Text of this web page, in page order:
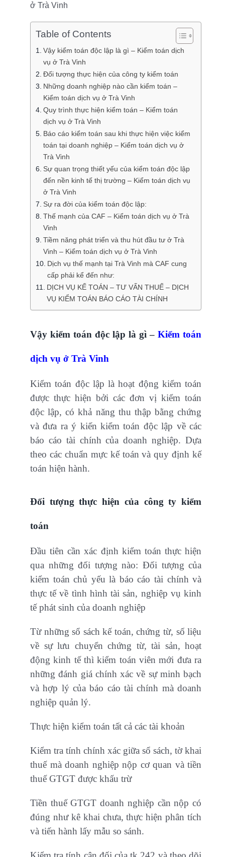
ở Trà Vinh
Table of Contents
Vậy kiểm toán độc lập là gì – Kiểm toán dịch
vụ ở Trà Vinh
Đối tượng thực hiện của công ty kiểm toán
Những doanh nghiệp nào cần kiểm toán –
Kiểm toán dịch vụ ở Trà Vinh
Quy trình thực hiện kiểm toán – Kiểm toán
dịch vụ ở Trà Vinh
Báo cáo kiểm toán sau khi thực hiện việc kiểm
toán tại doanh nghiệp – Kiểm toán dịch vụ ở
Trà Vinh
Sự quan trọng thiết yếu của kiểm toán độc lập
đến nền kinh tế thị trường – Kiểm toán dịch vụ
ở Trà Vinh
Sự ra đời của kiểm toán độc lập:
Thế mạnh của CAF – Kiểm toán dịch vụ ở Trà
Vinh
Tiềm năng phát triển và thu hút đầu tư ở Trà
Vinh – Kiểm toán dịch vụ ở Trà Vinh
Dịch vụ thế mạnh tại Trà Vinh mà CAF cung
cấp phải kể đến như:
DỊCH VỤ KẾ TOÁN – TƯ VẤN THUẾ – DỊCH
VỤ KIỂM TOÁN BÁO CÁO TÀI CHÍNH
Vậy kiểm toán độc lập là gì –Kiểm toán
dịch vụ ở Trà Vinh
Kiểm toán độc lập là hoạt động kiểm toán
được thực hiện bởi các đơn vị kiểm toán
độc lập, có khả năng thu thập bằng chứng
và đưa ra ý kiến kiểm toán độc lập về các
báo cáo tài chính của doanh nghiệp. Dựa
theo các chuẩn mực kế toán và quy định kế
toán hiện hành.
Đối tượng thực hiện của công ty kiểm
toán
Đầu tiên cần xác định kiểm toán thực hiện
qua những đối tượng nào: Đối tượng của
kiểm toán chủ yếu là báo cáo tài chính và
thực tế về tình hình tài sản, nghiệp vụ kinh
tế phát sinh của doanh nghiệp
Từ những sổ sách kế toán, chứng từ, số liệu
về sự lưu chuyển chứng từ, tài sản, hoạt
động kinh tế thì kiểm toán viên mới đưa ra
những đánh giá chính xác về sự minh bạch
và hợp lý của báo cáo tài chính mà doanh
nghiệp quản lý.
Thực hiện kiểm toán tất cả các tài khoản
Kiểm tra tính chính xác giữa sổ sách, tờ khai
thuế mà doanh nghiệp nộp cơ quan và tiền
thuế GTGT được khấu trừ
Tiền thuế GTGT doanh nghiệp cần nộp có
đúng như kê khai chưa, thực hiện phân tích
và tiến hành lấy mẫu so sánh.